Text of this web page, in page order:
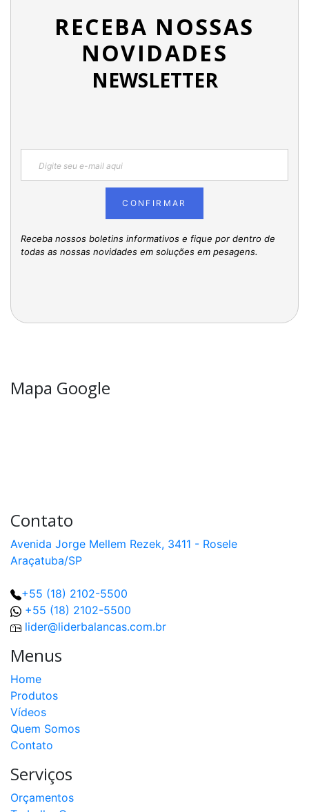
RECEBA NOSSAS
NOVIDADES
NEWSLETTER
CONFIRMAR
Receba nossos boletins informativos e fique por dentro de
todas as nossas novidades em soluções em pesagens.
Mapa Google
Contato
Avenida Jorge Mellem Rezek, 3411 - Rosele
Araçatuba/SP
+55 (18) 2102-5500
+55 (18) 2102-5500
lider@liderbalancas.com.br
Menus
Home
Produtos
Vídeos
Quem Somos
Contato
Serviços
Orçamentos